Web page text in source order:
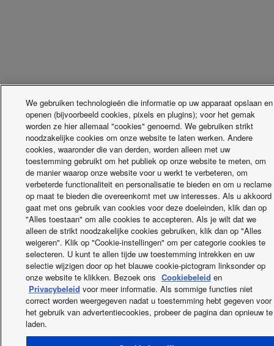
We gebruiken technologieën die informatie op uw apparaat opslaan en
openen (bijvoorbeeld cookies, pixels en plugins); voor het gemak
worden ze hier allemaal "cookies" genoemd. We gebruiken strikt
noodzakelijke cookies om onze website te laten werken. Andere
cookies, waaronder die van derden, worden alleen met uw
toestemming gebruikt om het publiek op onze website te meten, om
de manier waarop onze website voor u werkt te verbeteren, om
verbeterde functionaliteit en personalisatie te bieden en om u reclame
op maat te bieden die overeenkomt met uw interesses. Als u akkoord
gaat met ons gebruik van cookies voor deze doeleinden, klik dan op
"Alles toestaan" om alle cookies te accepteren. Als je wilt dat we
alleen de strikt noodzakelijke cookies gebruiken, klik dan op "Alles
weigeren". Klik op "Cookie-instellingen" om per categorie cookies te
selecteren. U kunt te allen tijde uw toestemming intrekken en uw
selectie wijzigen door op het blauwe cookie-pictogram linksonder op
onze website te klikken. Bezoek ons Cookiebeleid en
Privacybeleid voor meer informatie. Als sommige functies niet
correct worden weergegeven nadat u toestemming hebt gegeven voor
het gebruik van advertentiecookies, probeer de pagina dan opnieuw te
laden.